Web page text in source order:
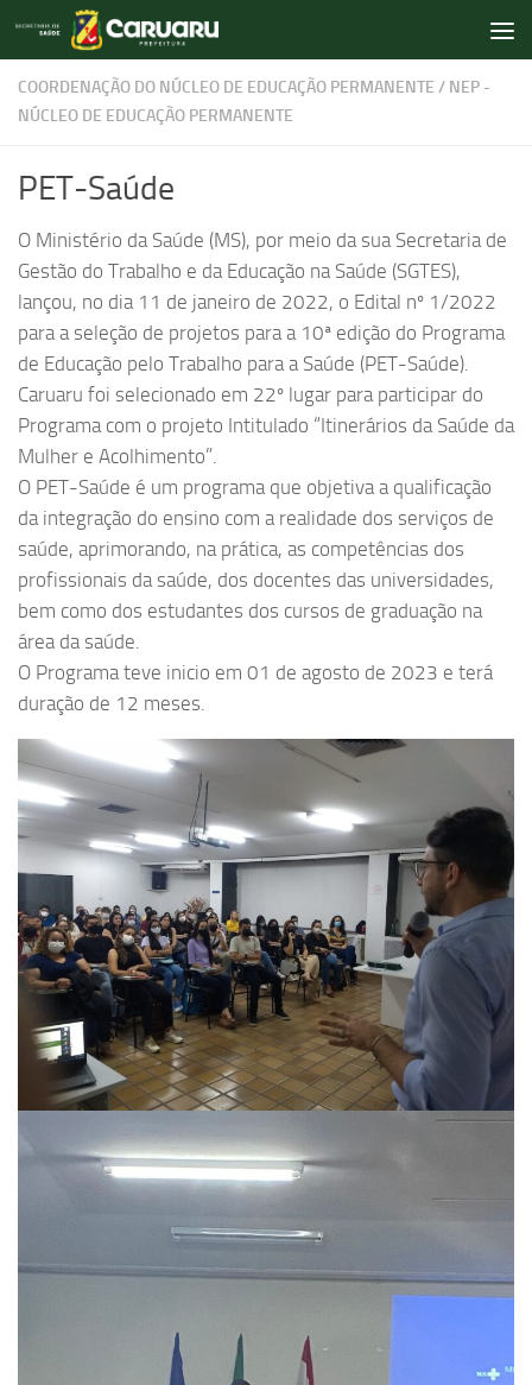
Skip to content
COORDENAÇÃO DO NÚCLEO DE EDUCAÇÃO PERMANENTE / NEP -
NÚCLEO DE EDUCAÇÃO PERMANENTE
PET-Saúde
O Ministério da Saúde (MS), por meio da sua Secretaria de
Gestão do Trabalho e da Educação na Saúde (SGTES),
lançou, no dia 11 de janeiro de 2022, o Edital nº 1/2022
para a seleção de projetos para a 10ª edição do Programa
de Educação pelo Trabalho para a Saúde (PET-Saúde).
Caruaru foi selecionado em 22º lugar para participar do
Programa com o projeto Intitulado “Itinerários da Saúde da
Mulher e Acolhimento”.
O PET-Saúde é um programa que objetiva a qualificação
da integração do ensino com a realidade dos serviços de
saúde, aprimorando, na prática, as competências dos
profissionais da saúde, dos docentes das universidades,
bem como dos estudantes dos cursos de graduação na
área da saúde.
O Programa teve inicio em 01 de agosto de 2023 e terá
duração de 12 meses.